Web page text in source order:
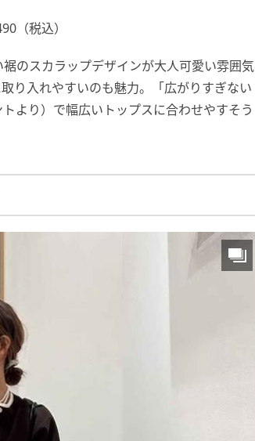
（税込）
のスカラップデザインが大人可愛い雰囲気
り入れやすいのも魅力。「広がりすぎない
より）で幅広いトップスに合わせやすそう